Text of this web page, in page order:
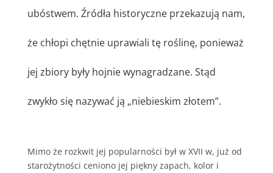
ubóstwem. Źródła historyczne przekazują nam,
że chłopi chętnie uprawiali tę roślinę, ponieważ
jej zbiory były hojnie wynagradzane. Stąd
zwykło się nazywać ją „niebieskim złotem”.
Mimo że rozkwit jej popularności był w XVII w, już od
starożytności ceniono jej piękny zapach, kolor i